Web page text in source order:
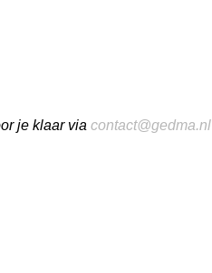
je klaar via contact@gedma.nl